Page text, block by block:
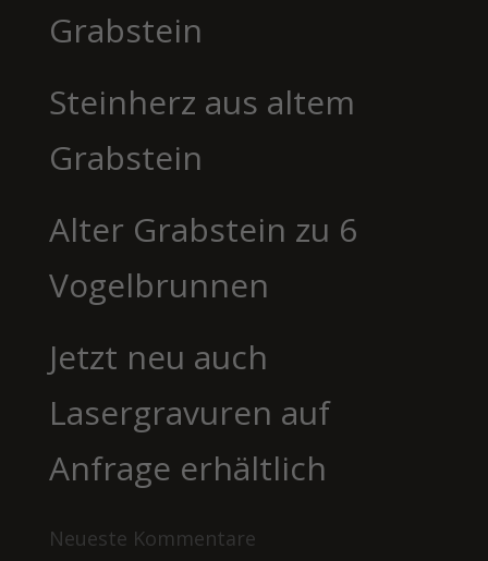
Grabstein
Steinherz aus altem
Grabstein
Alter Grabstein zu 6
Vogelbrunnen
Jetzt neu auch
Lasergravuren auf
Anfrage erhältlich
Neueste Kommentare